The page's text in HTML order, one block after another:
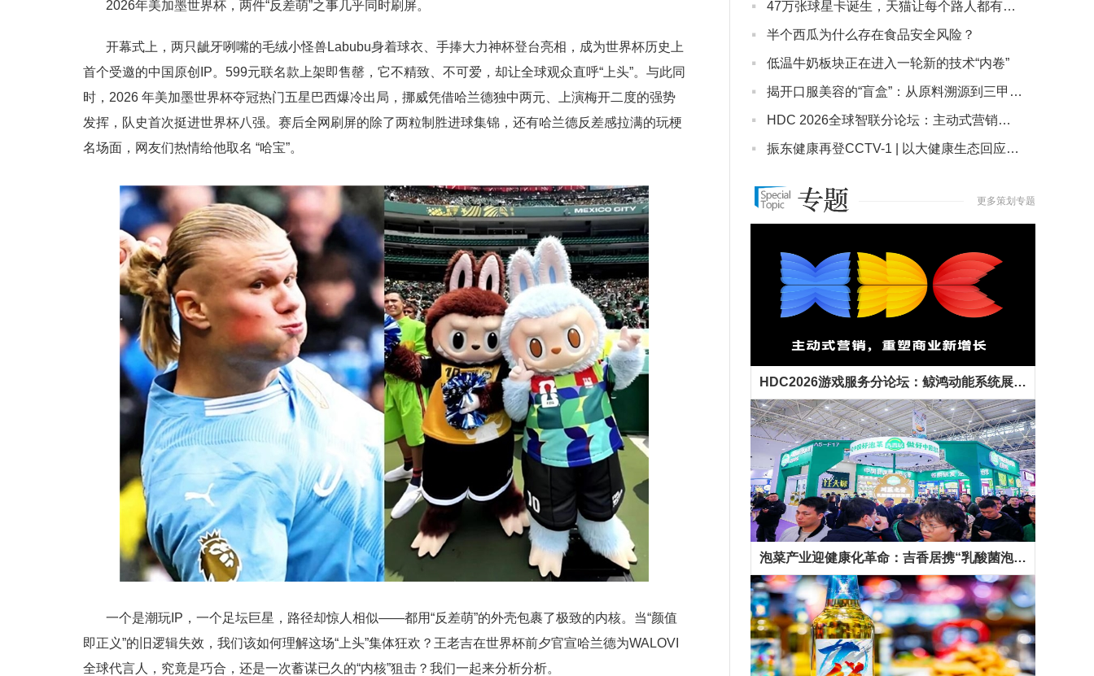
2026年美加墨世界杯，两件“反差萌”之事几乎同时刷屏。
开幕式上，两只龇牙咧嘴的毛绒小怪兽Labubu身着球衣、手捧大力神杯登台亮相，成为世界杯历史上
首个受邀的中国原创IP。599元联名款上架即售罄，它不精致、不可爱，却让全球观众直呼“上头”。与此同
时，2026 年美加墨世界杯夺冠热门五星巴西爆冷出局，挪威凭借哈兰德独中两元、上演梅开二度的强势
发挥，队史首次挺进世界杯八强。赛后全网刷屏的除了两粒制胜进球集锦，还有哈兰德反差感拉满的玩梗
名场面，网友们热情给他取名 “哈宝”。
一个是潮玩IP，一个足坛巨星，路径却惊人相似——都用“反差萌”的外壳包裹了极致的内核。当“颜值
即正义”的旧逻辑失效，我们该如何理解这场“上头”集体狂欢？王老吉在世界杯前夕官宣哈兰德为WALOVI
全球代言人，究竟是巧合，还是一次蓄谋已久的“内核”狙击？我们一起来分析分析。
· 47万张球星卡诞生，天猫让每个路人都有自己的主场时刻
· 半个西瓜为什么存在食品安全风险？
· 低温牛奶板块正在进入一轮新的技术“内卷”
· 揭开口服美容的“盲盒”：从原料溯源到三甲医院验证，乐了如何交付看得见的改变？
· HDC 2026全球智联分论坛：主动式营销框架下的全球化增长路径
· 振东健康再登CCTV-1 | 以大健康生态回应时代之问
精彩专题
更多策划专题
HDC2026游戏服务分论坛：鲸鸿动能系统展示全生命周期增长方案，助力开发者跑通“买变一体”正循环
泡菜产业迎健康化革命：吉香居携“乳酸菌泡菜”等新品抢占千亿市场先机